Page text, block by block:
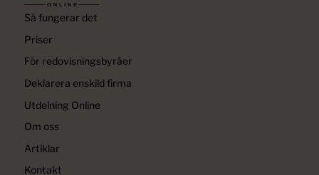
Så fungerar det
Priser
För redovisningsbyråer
Deklarera enskild firma
Utdelning Online
Om oss
Artiklar
Kontakt